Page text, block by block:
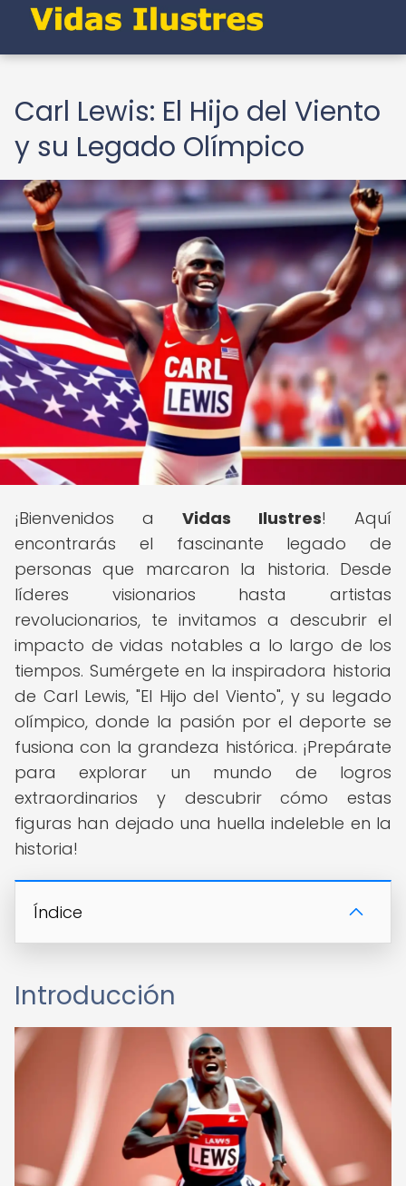
Carl Lewis: El Hijo del Viento
y su Legado Olímpico
¡Bienvenidos a Vidas Ilustres! Aquí
encontrarás el fascinante legado de
personas que marcaron la historia. Desde
líderes visionarios hasta artistas
revolucionarios, te invitamos a descubrir el
impacto de vidas notables a lo largo de los
tiempos. Sumérgete en la inspiradora historia
de Carl Lewis, "El Hijo del Viento", y su legado
olímpico, donde la pasión por el deporte se
fusiona con la grandeza histórica. ¡Prepárate
para explorar un mundo de logros
extraordinarios y descubrir cómo estas
figuras han dejado una huella indeleble en la
historia!
Índice
Introducción